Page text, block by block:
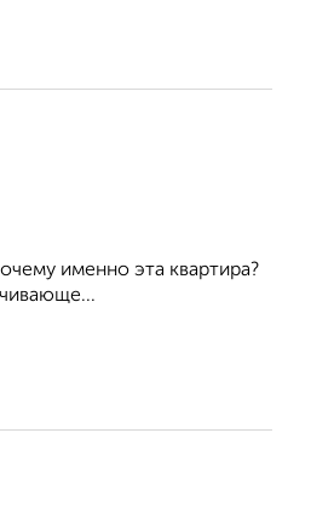
именно эта квартира?